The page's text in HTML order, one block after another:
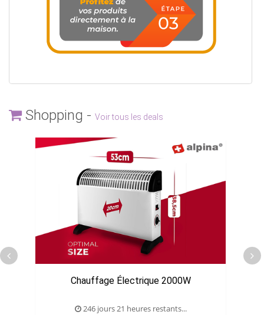
Shopping - Voir tous les deals
Chauffage Électrique 2000W
246 jours 21 heures restants...